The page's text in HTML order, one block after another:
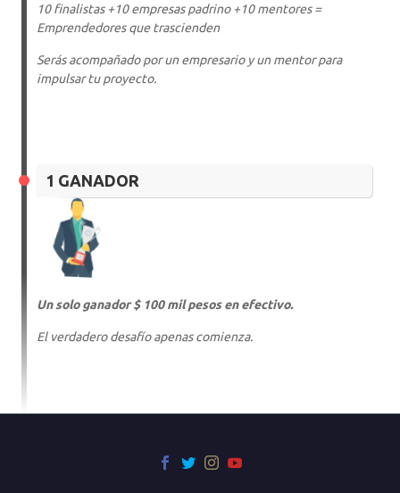
10 finalistas +10 empresas padrino +10 mentores =
Emprendedores que trascienden
Serás acompañado por un empresario y un mentor para
impulsar tu proyecto.
1 GANADOR
Un solo ganador $ 100 mil pesos en efectivo.
El verdadero desafío apenas comienza.